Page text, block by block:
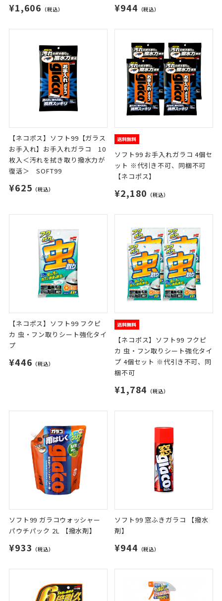
¥1,606 （税込） ¥944 （税込）
【ネコポス】ソフト99【ガラス
お手入れ】お手入れガラコ 10
枚入＜汚れを拭き取り撥水力が
復活＞ SOFT99
¥625 （税込）
ソフト99 お手入れガラコ 4個セ
ット ※代引き不可、同梱不可
【ネコポス】
¥2,180 （税込）
【ネコポス】ソフト99 フクピ
カ 虫・フン取りシート強化タイ
プ
¥446 （税込）
【ネコポス】ソフト99 フクピ
カ 虫・フン取りシート強化タイ
プ 4個セット ※代引き不可、同
梱不可
¥1,784 （税込）
ソフト99 ガラコウォッシャー
パウチパック 2L 【撥水剤】
¥933 （税込）
ソフト99 窓ふきガラコ 【撥水
剤】
¥944 （税込）